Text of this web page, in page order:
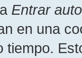
Entrar
en una
tiempo.